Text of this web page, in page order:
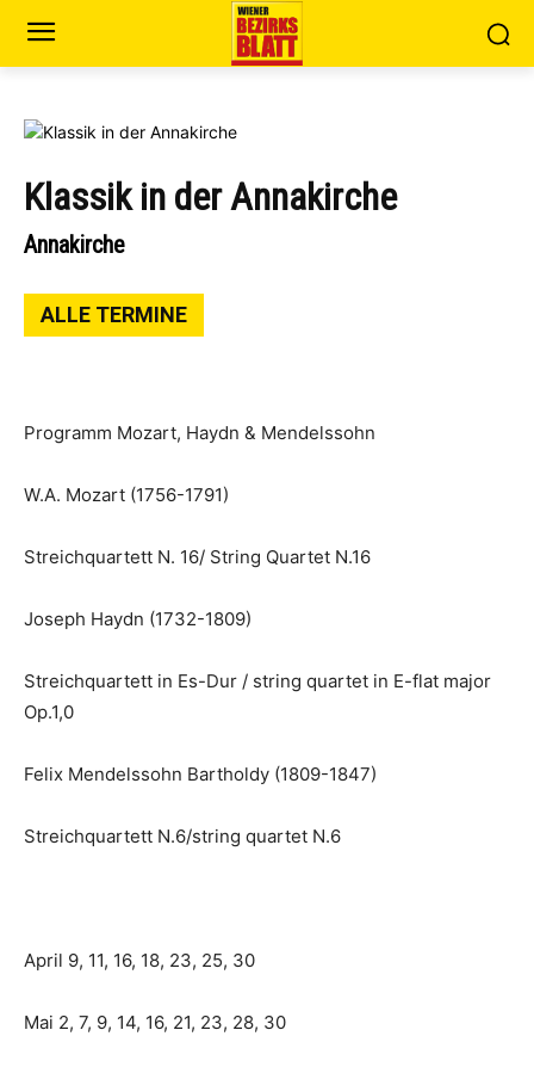
Klassik in der Annakirche
Annakirche
ALLE TERMINE
Programm Mozart, Haydn & Mendelssohn
W.A. Mozart (1756-1791)
Streichquartett N. 16/ String Quartet N.16
Joseph Haydn (1732-1809)
Streichquartett in Es-Dur / string quartet in E-flat major
Op.1,0
Felix Mendelssohn Bartholdy (1809-1847)
Streichquartett N.6/string quartet N.6
April 9, 11, 16, 18, 23, 25, 30
Mai 2, 7, 9, 14, 16, 21, 23, 28, 30